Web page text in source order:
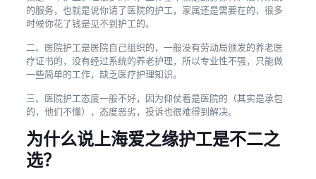
的服务，也就是说你请了医院的护工，家属还是需要在的，很多
时候你花了钱是见不到护工的。
二、医院护工是医院自己组织的，一般没有劳动局颁发的养老医
疗证书的，没有经过系统的养老护理，所以专业性不强，只能做
一些简单的工作，缺乏医疗护理知识。
三、医院护工态度一般不好，因为仰仗着是医院的（其实是承包
的，他们不懂），态度恶劣，投诉也很难得到解决。
为什么说上海爱之缘护工是不二之
选？